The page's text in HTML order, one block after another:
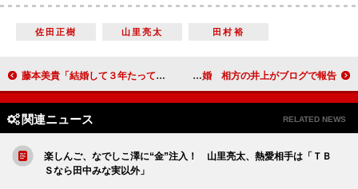
佐田正樹 山里亮太 田村裕
藤本美貴「結婚して３年たっても好き」 千秋と共に“ママ友トーク” ノンスタ石田明が結婚 相方の井上がブログで報告
関連ニュース RELATED NEWS
楽しんご、なでしこ澤に“金”注入！ 山里亮太、熱愛相手は「ＴＢ
Ｓなら田中みな実以外」